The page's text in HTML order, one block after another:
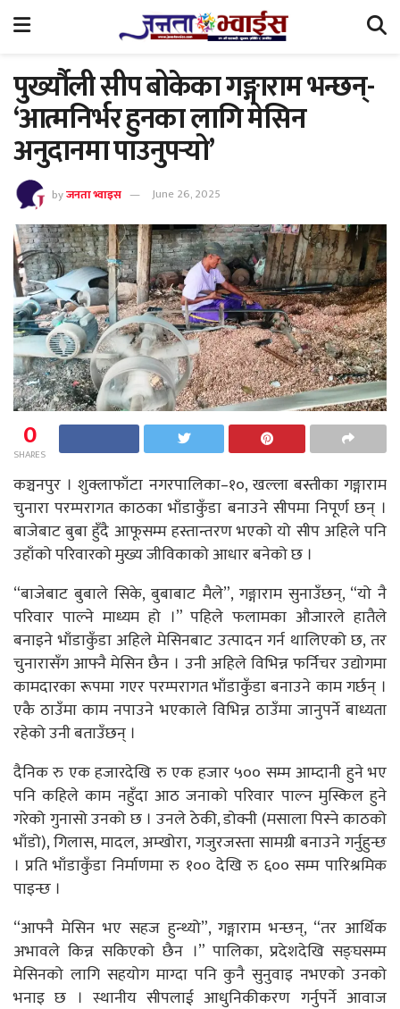
पुर्ख्यौली सीप बोकेका गङ्गाराम भन्छन्-
‘आत्मनिर्भर हुनका लागि मेसिन
अनुदानमा पाउनुपर्‍यो’
byजनता भ्वाइस June 26, 2025
0
SHARES
कञ्चनपुर । शुक्लाफाँटा नगरपालिका–१०, खल्ला बस्तीका गङ्गाराम
चुनारा परम्परागत काठका भाँडाकुँडा बनाउने सीपमा निपूर्ण छन् ।
बाजेबाट बुबा हुँदै आफूसम्म हस्तान्तरण भएको यो सीप अहिले पनि
उहाँको परिवारको मुख्य जीविकाको आधार बनेको छ ।
“बाजेबाट बुबाले सिके, बुबाबाट मैले”, गङ्गाराम सुनाउँछन्, “यो नै
परिवार पाल्ने माध्यम हो ।” पहिले फलामका औजारले हातैले
बनाइने भाँडाकुँडा अहिले मेसिनबाट उत्पादन गर्न थालिएको छ, तर
चुनारासँग आफ्नै मेसिन छैन । उनी अहिले विभिन्न फर्निचर उद्योगमा
कामदारका रूपमा गएर परम्परागत भाँडाकुँडा बनाउने काम गर्छन् ।
एकै ठाउँमा काम नपाउने भएकाले विभिन्न ठाउँमा जानुपर्ने बाध्यता
रहेको उनी बताउँछन् ।
दैनिक रु एक हजारदेखि रु एक हजार ५०० सम्म आम्दानी हुने भए
पनि कहिले काम नहुँदा आठ जनाको परिवार पाल्न मुस्किल हुने
गरेको गुनासो उनको छ । उनले ठेकी, डोक्नी (मसाला पिस्ने काठको
भाँडो), गिलास, मादल, अम्खोरा, गजुरजस्ता सामग्री बनाउने गर्नुहुन्छ
। प्रति भाँडाकुँडा निर्माणमा रु १०० देखि रु ६०० सम्म पारिश्रमिक
पाइन्छ ।
“आफ्नै मेसिन भए सहज हुन्थ्यो”, गङ्गाराम भन्छन्, “तर आर्थिक
अभावले किन्न सकिएको छैन ।” पालिका, प्रदेशदेखि सङ्घसम्म
मेसिनको लागि सहयोग माग्दा पनि कुनै सुनुवाइ नभएको उनको
भनाइ छ । स्थानीय सीपलाई आधुनिकीकरण गर्नुपर्ने आवाज